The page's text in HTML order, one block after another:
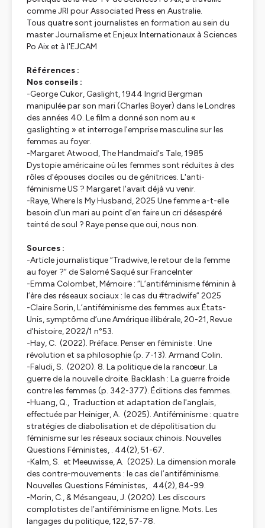
comme JRI pour Associated Press en Australie.
Tous quatre sont journalistes en formation au sein du
master Journalisme et Enjeux Internationaux à Sciences
Po Aix et à l'EJCAM
Références :
Nos conseils :
-George Cukor, Gaslight, 1944 Ingrid Bergman
manipulée par son mari (Charles Boyer) dans le Londres
des années 40. Le film a donné son nom au «
gaslighting » et interroge l'emprise masculine sur les
femmes au foyer.
-Margaret Atwood, The Handmaid's Tale, 1985
Dystopie américaine où les femmes sont réduites à des
rôles d'épouses dociles ou de génitrices. L'anti-
féminisme US ? Margaret l'avait déjà vu venir.
-Raye,Where Is My Husband, 2025 Une femme a-t-elle
besoin d'un mari au point d'en faire un cri désespéré
teinté de soul ? Raye pense que oui, nous non.
Sources :
-Article journalistique “Tradwive, le retour de la femme
au foyer ?” de Salomé Saqué sur FranceInter
-Emma Colombet, Mémoire : “L’antiféminisme féminin à
l’ère des réseaux sociaux : le cas du #tradwife” 2025
-Claire Sorin, L’antiféminisme des femmes aux États-
Unis, symptôme d’une Amérique illibérale, 20-21, Revue
d'histoire, 2022/1 n°53.
-Hay, C. (2022). Préface. Penser en féministe : Une
révolution et sa philosophie (p. 7-13). Armand Colin.
-Faludi, S. (2020). 8. La politique de la rancœur. La
guerre de la nouvelle droite. Backlash : La guerre froide
contre les femmes (p. 342-377). Éditions des femmes.
-Huang, Q., Traduction et adaptation de l'anglais,
effectuée par Heiniger, A. (2025). Antiféminisme : quatre
stratégies de diabolisation et de dépolitisation du
féminisme sur les réseaux sociaux chinois. Nouvelles
Questions Féministes, . 44(2), 51-67.
-Kalm, S. et Meeuwisse, A. (2025). La dimension morale
des contre-mouvements : le cas de l’antiféminisme.
Nouvelles Questions Féministes, . 44(2), 84-99.
-Morin, C., & Mésangeau, J. (2020). Les discours
complotistes de l’antiféminisme en ligne. Mots. Les
langages du politique, 122, 57-78.